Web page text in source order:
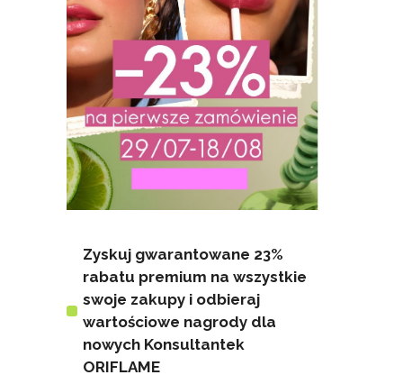
Zyskuj gwarantowane 23%
rabatu premium na wszystkie
swoje zakupy i odbieraj
wartościowe nagrody dla
nowych Konsultantek
ORIFLAME